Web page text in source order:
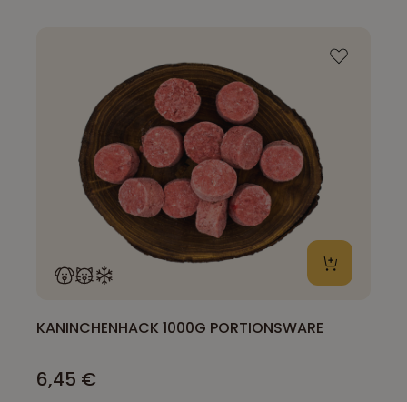
KANINCHENHACK 1000G PORTIONSWARE
6,45 €